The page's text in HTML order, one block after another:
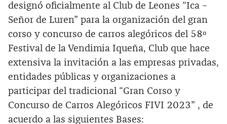
designó oficialmente al Club de Leones “Ica –
Señor de Luren” para la organización del gran
corso y concurso de carros alegóricos del 58º
Festival de la Vendimia Iqueña, Club que hace
extensiva la invitación a las empresas privadas,
entidades públicas y organizaciones a
participar del tradicional “Gran Corso y
Concurso de Carros Alegóricos FIVI 2023” , de
acuerdo a las siguientes Bases: